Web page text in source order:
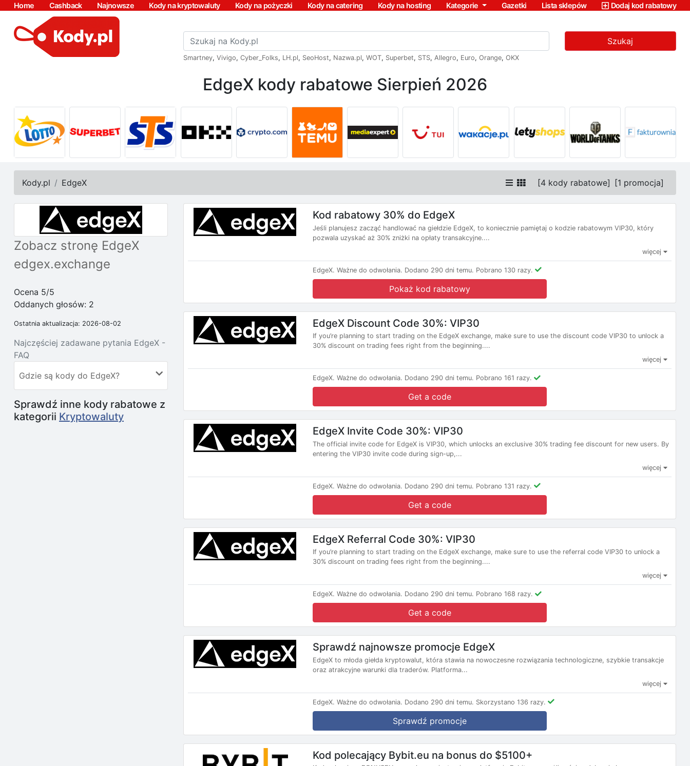
Home Cashback Najnowsze Kody na kryptowaluty Kody na pożyczki Kody na catering Kody na hosting Kategorie Gazetki Lista sklepów Dodaj kod rabatowy
Szukaj
Smartney, Vivigo, Cyber_Folks, LH.pl, SeoHost, Nazwa.pl, WOT, Superbet, STS, Allegro, Euro, Orange, OKX
EdgeX kody rabatowe Sierpień 2026
Kody.pl EdgeX [4 kody rabatowe] [1 promocja]
Zobacz stronę EdgeX
edgex.exchange
Ocena 5/5
Oddanych głosów: 2
Ostatnia aktualizacja: 2026-08-02
Najczęściej zadawane pytania EdgeX -
FAQ
Gdzie są kody do EdgeX?
Sprawdź inne kody rabatowe z
kategorii Kryptowaluty
Kod rabatowy 30% do EdgeX
Jeśli planujesz zacząć handlować na giełdzie EdgeX, to koniecznie pamiętaj o kodzie rabatowym VIP30, który
pozwala uzyskać aż 30% zniżki na opłaty transakcyjne....
więcej
EdgeX. Ważne do odwołania. Dodano 290 dni temu. Pobrano 130 razy.
Pokaż kod rabatowy
EdgeX Discount Code 30%: VIP30
If you’re planning to start trading on the EdgeX exchange, make sure to use the discount code VIP30 to unlock a
30% discount on trading fees right from the beginning....
więcej
EdgeX. Ważne do odwołania. Dodano 290 dni temu. Pobrano 161 razy.
Get a code
EdgeX Invite Code 30%: VIP30
The official invite code for EdgeX is VIP30, which unlocks an exclusive 30% trading fee discount for new users. By
entering the VIP30 invite code during sign-up,...
więcej
EdgeX. Ważne do odwołania. Dodano 290 dni temu. Pobrano 131 razy.
Get a code
EdgeX Referral Code 30%: VIP30
If you’re planning to start trading on the EdgeX exchange, make sure to use the referral code VIP30 to unlock a
30% discount on trading fees right from the beginning....
więcej
EdgeX. Ważne do odwołania. Dodano 290 dni temu. Pobrano 168 razy.
Get a code
Sprawdź najnowsze promocje EdgeX
EdgeX to młoda giełda kryptowalut, która stawia na nowoczesne rozwiązania technologiczne, szybkie transakcje
oraz atrakcyjne warunki dla traderów. Platforma...
więcej
EdgeX. Ważne do odwołania. Dodano 290 dni temu. Skorzystano 136 razy.
Sprawdź promocje
Kod polecający Bybit.eu na bonus do $5100+